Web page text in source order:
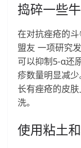
捣碎一些
在对抗痤疮的
盟友 一项研究
可以抑制5-α还
疹数量明显减
长有痤疮的皮
洗。
使用粘土